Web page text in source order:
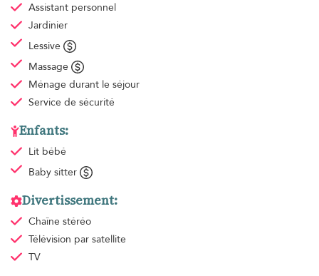
Assistant personnel
Jardinier
Lessive
Massage
Ménage durant le séjour
Service de sécurité
Enfants:
Lit bébé
Baby sitter
Divertissement:
Chaîne stéréo
Télévision par satellite
TV